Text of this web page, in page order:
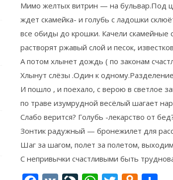
Мимо желтых витрин — на бульвар.Под
ждет скамейка- и голубь с ладошки
все обиды до крошки. Качели скамейные
растворят ржавый слой и песок,
А потом хлынет дождь ( по законам
Хлынут слёзы .Один к
И пошло , и поехало, с верою в светлое
по траве изумрудной весёлый шагает
Слабо верится? Голубь -лекарство от
Зонтик радужный — бронежилет для
Шаг за шагом, полет за полетом,
С непривычки счастливыми быть